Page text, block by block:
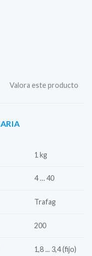
Valora este producto
1 kg
4 … 40
Trafag
200
1,8 ... 3,4 (fijo)